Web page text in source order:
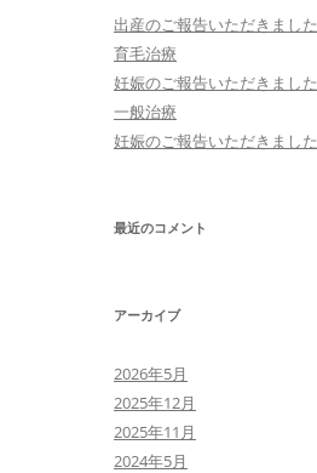
出産のご報告いただきました
育毛治療
妊娠のご報告いただきました
一般治療
妊娠のご報告いただきました
最近のコメント
アーカイブ
2026年5月
2025年12月
2025年11月
2024年5月